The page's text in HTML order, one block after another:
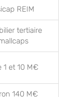
REIM
tertiaire
1 et 10 M€
140 M€